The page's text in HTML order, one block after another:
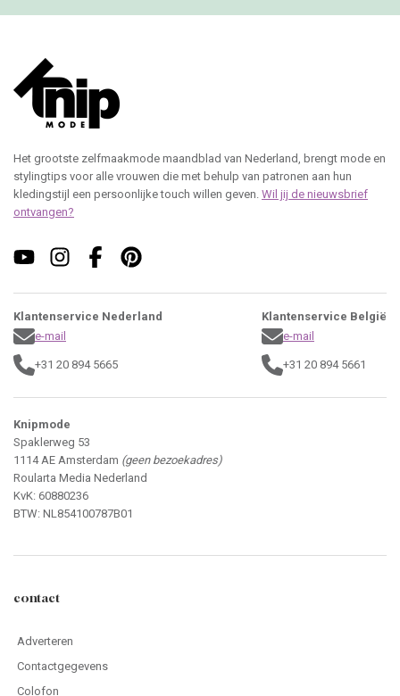
Het grootste zelfmaakmode maandblad van Nederland, brengt mode en
stylingtips voor alle vrouwen die met behulp van patronen aan hun
kledingstijl een persoonlijke touch willen geven. Wil jij de nieuwsbrief
ontvangen?
Klantenservice Nederland
e-mail
+31 20 894 5665
Klantenservice België
e-mail
+31 20 894 5661
Knipmode
Spaklerweg 53
1114 AE Amsterdam (geen bezoekadres)
Roularta Media Nederland
KvK: 60880236
BTW: NL854100787B01
contact
Adverteren
Contactgegevens
Colofon